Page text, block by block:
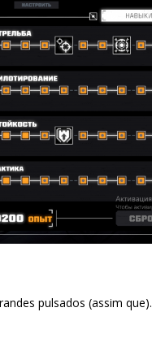
pulsados (assim que).